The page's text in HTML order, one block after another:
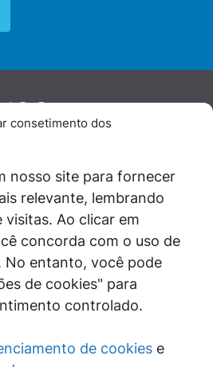
consetimento dos
nosso site para fornecer
relevante, lembrando
visitas. Ao clicar em
concorda com o uso de
No entanto, você pode
de cookies" para
controlado.
de cookies e
os autores e
nacionais, se posicionam
do cotidiano e